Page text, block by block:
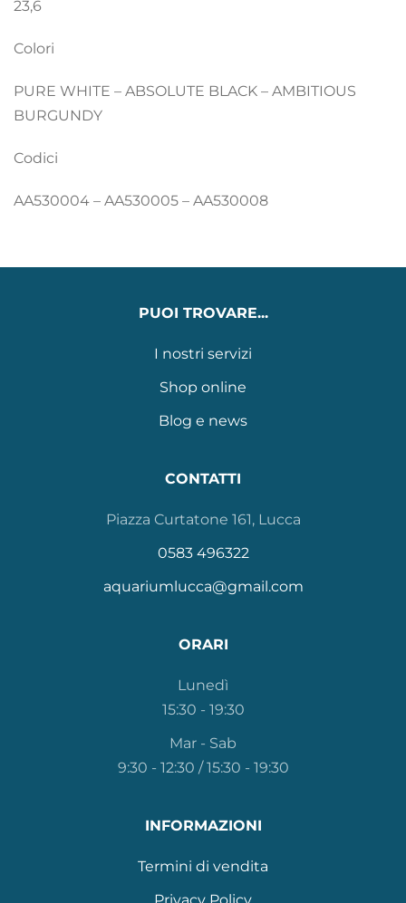
23,6
Colori
PURE WHITE – ABSOLUTE BLACK – AMBITIOUS
BURGUNDY
Codici
AA530004 – AA530005 – AA530008
PUOI TROVARE...
I nostri servizi
Shop online
Blog e news
CONTATTI
Piazza Curtatone 161, Lucca
0583 496322
aquariumlucca@gmail.com
ORARI
Lunedì
15:30 - 19:30
Mar - Sab
9:30 - 12:30 / 15:30 - 19:30
INFORMAZIONI
Termini di vendita